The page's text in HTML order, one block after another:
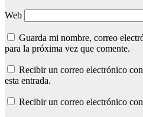
Web
Guarda mi nombre, correo
para la próxima vez que comente.
Recibir un correo electrónico
esta entrada.
Recibir un correo electrónico